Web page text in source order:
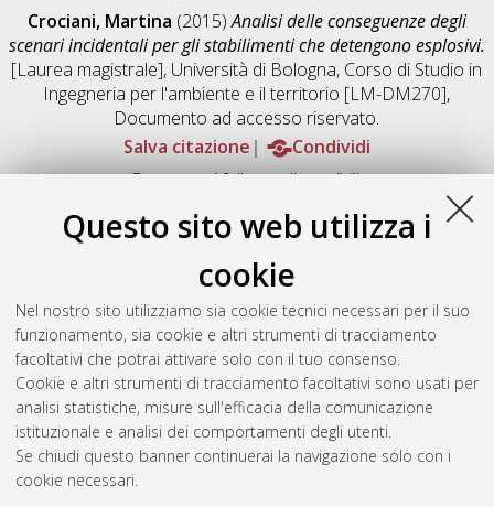
Questo sito web utilizza i
cookie
Nel nostro sito utilizziamo sia cookie tecnici necessari per il suo
funzionamento, sia cookie e altri strumenti di tracciamento
facoltativi che potrai attivare solo con il tuo consenso.
Cookie e altri strumenti di tracciamento facoltativi sono usati per
analisi statistiche, misure sull'efficacia della comunicazione
istituzionale e analisi dei comportamenti degli utenti.
Se chiudi questo banner continuerai la navigazione solo con i
cookie necessari.
Crociani, Martina (2015)Analisi delle conseguenze degli
scenari incidentali per gli stabilimenti che detengono esplosivi.
[Laurea magistrale], Università di Bologna, Corso di Studio in
Ingegneria per l'ambiente e il territorio [LM-DM270],
Documento ad accesso riservato.
Salva citazione
Condividi
Documenti full-text disponibili:
Documento PDF
Full-text non accessibile
Download (5MB) |
Abstract
Altri metadati
Gestione del documento: